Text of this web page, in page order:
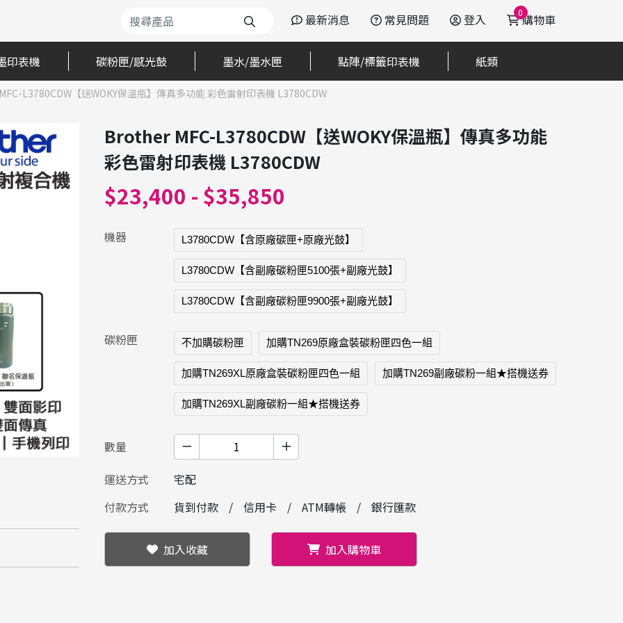
最新消息 常見問題 登入 0購物車
印表機 碳粉匣/感光鼓 墨水/墨水匣 點陣/標籤印表機 紙類
L3780CDW【送WOKY保溫瓶】傳真多功能 彩色雷射印表機 L3780CDW
Brother MFC-L3780CDW【送WOKY保溫瓶】傳真多功能
彩色雷射印表機 L3780CDW
$23,400 - $35,850
機器 L3780CDW【含原廠碳匣+原廠光鼓】
L3780CDW【含副廠碳粉匣5100張+副廠光鼓】
L3780CDW【含副廠碳粉匣9900張+副廠光鼓】
碳粉匣 不加購碳粉匣 加購TN269原廠盒裝碳粉匣四色一組
加購TN269XL原廠盒裝碳粉匣四色一組 加購TN269副廠碳粉一組★搭機送券
加購TN269XL副廠碳粉一組★搭機送券
數量
運送方式
宅配
付款方式
貨到付款 信用卡 ATM轉帳 銀行匯款
加入收藏 加入購物車